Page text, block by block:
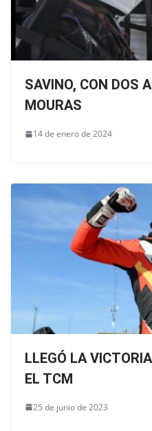
SAVINO, CON DOS
MOURAS
14 de enero de 2024
LLEGÓ LA
EL TCM
25 de junio de 2023